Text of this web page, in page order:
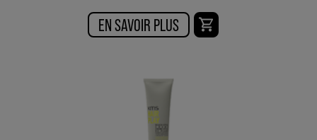
EN SAVOIR PLUS